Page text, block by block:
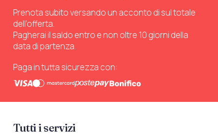
Prenota subito versando un acconto di sul totale
dell’offerta.
Pagherai il saldo entro e non oltre 10 giorni della
data di partenza.
Paga in tutta sicurezza con:
Tutti i servizi